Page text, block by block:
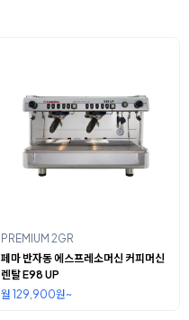
PREMIUM 2GR
페마 반자동 에스프레소머신 커피머신
렌탈 E98 UP
월 129,900원~